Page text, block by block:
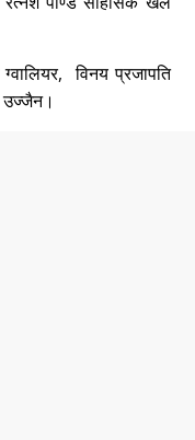
ग्वालियर, विनय प्रजापति
उज्जैन।